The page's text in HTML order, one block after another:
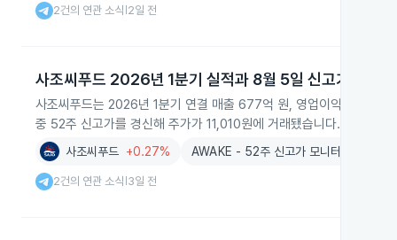
2건의 연관 소식 2일 전
사조씨푸드 2026년 1분기 실적과 8월 5일 신고가 경신
사조씨푸드는 2026년 1분기 연결 매출 677억 원, 영업이익 26억
중 52주 신고가를 경신해 주가가 11,010원에 거래됐습니다.
사조씨푸드 +0.27% AWAKE - 52주 신고가 모니터링
2건의 연관 소식 3일 전